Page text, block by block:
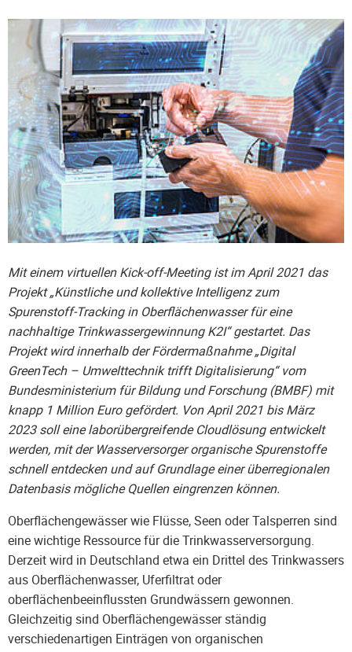
Mit einem virtuellen Kick-off-Meeting ist im April 2021 das
Projekt „Künstliche und kollektive Intelligenz zum
Spurenstoff-Tracking in Oberflächenwasser für eine
nachhaltige Trinkwassergewinnung K2I“ gestartet. Das
Projekt wird innerhalb der Fördermaßnahme „Digital
GreenTech – Umwelttechnik trifft Digitalisierung“ vom
Bundesministerium für Bildung und Forschung (BMBF) mit
knapp 1 Million Euro gefördert. Von April 2021 bis März
2023 soll eine laborübergreifende Cloudlösung entwickelt
werden, mit der Wasserversorger organische Spurenstoffe
schnell entdecken und auf Grundlage einer überregionalen
Datenbasis mögliche Quellen eingrenzen können.
Oberflächengewässer wie Flüsse, Seen oder Talsperren sind
eine wichtige Ressource für die Trinkwasserversorgung.
Derzeit wird in Deutschland etwa ein Drittel des Trinkwassers
aus Oberflächenwasser, Uferfiltrat oder
oberflächenbeeinflussten Grundwässern gewonnen.
Gleichzeitig sind Oberflächengewässer ständig
verschiedenartigen Einträgen von organischen